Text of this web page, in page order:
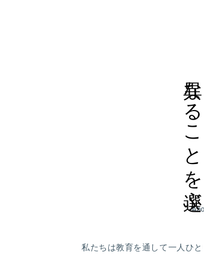
異なることを選ぶ
私たちは教育を通して一人ひ